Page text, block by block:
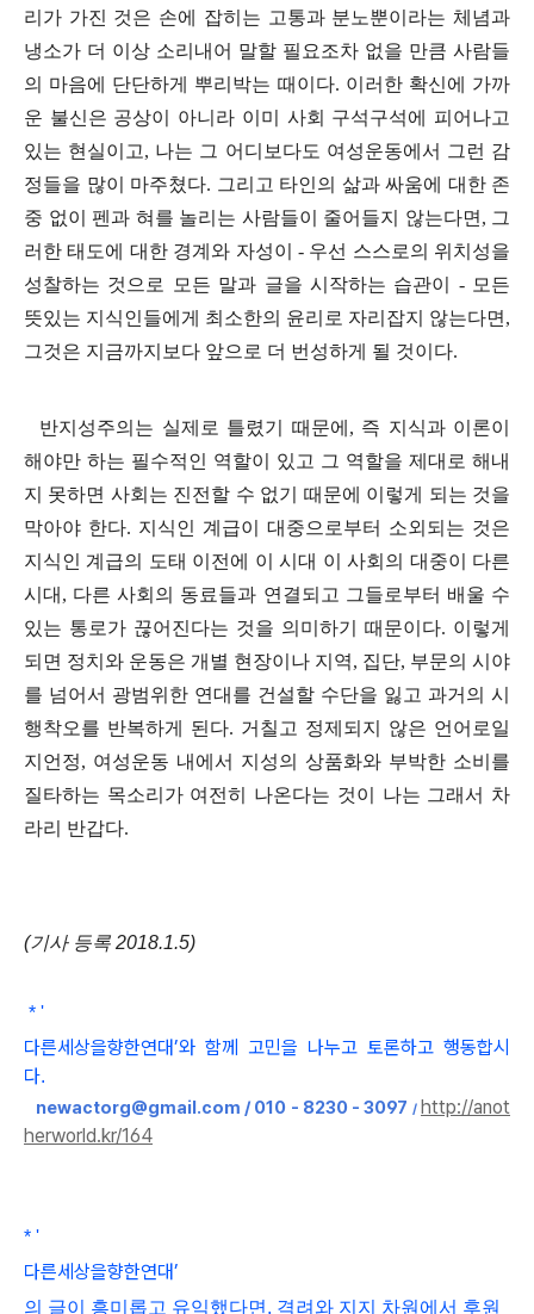
리가 가진 것은 손에 잡히는 고통과 분노뿐이라는 체념과
냉소가 더 이상 소리내어 말할 필요조차 없을 만큼 사람들
의 마음에 단단하게 뿌리박는 때이다. 이러한 확신에 가까
운 불신은 공상이 아니라 이미 사회 구석구석에 피어나고
있는 현실이고, 나는 그 어디보다도 여성운동에서 그런 감
정들을 많이 마주쳤다. 그리고 타인의 삶과 싸움에 대한 존
중 없이 펜과 혀를 놀리는 사람들이 줄어들지 않는다면 , 그
러한 태도에 대한 경계와 자성이 - 우선 스스로의 위치성을
성찰하는 것으로 모든 말과 글을 시작하는 습관이 - 모든
뜻있는 지식인들에게 최소한의 윤리로 자리잡지 않는다면 ,
그것은 지금까지보다 앞으로 더 번성하게 될 것이다.
반지성주의는 실제로 틀렸기 때문에 , 즉 지식과 이론이
해야만 하는 필수적인 역할이 있고 그 역할을 제대로 해내
지 못하면 사회는 진전할 수 없기 때문에 이렇게 되는 것을
막아야 한다. 지식인 계급이 대중으로부터 소외되는 것은
지식인 계급의 도태 이전에 이 시대 이 사회의 대중이 다른
시대 , 다른 사회의 동료들과 연결되고 그들로부터 배울 수
있는 통로가 끊어진다는 것을 의미하기 때문이다. 이렇게
되면 정치와 운동은 개별 현장이나 지역, 집단, 부문의 시야
를 넘어서 광범위한 연대를 건설할 수단을 잃고 과거의 시
행착오를 반복하게 된다. 거칠고 정제되지 않은 언어로일
지언정, 여성운동 내에서 지성의 상품화와 부박한 소비를
질타하는 목소리가 여전히 나온다는 것이 나는 그래서 차
라리 반갑다.
(기사 등록 2018.1.5)
* '
다른세상을향한연대’와 함께 고민을 나누고 토론하고 행동합시
다.
newactorg@gmail.com / 010 - 8230 - 3097 / http://anot
herworld.kr/164
* '
다른세상을향한연대’
의 글이 흥미롭고 유익했다면, 격려와 지지 차원에서 후원